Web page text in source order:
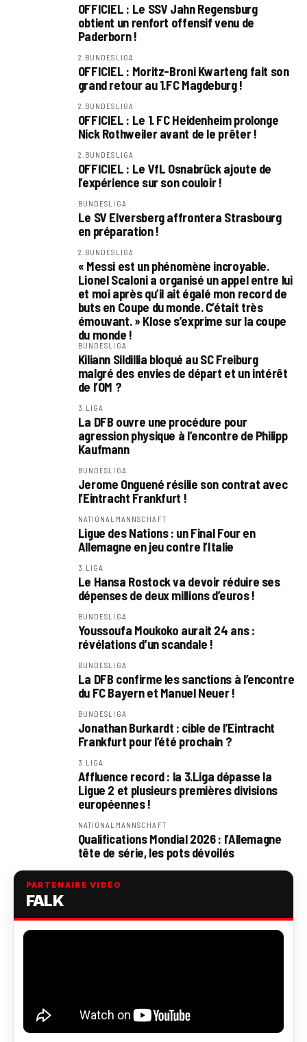
OFFICIEL : Le SSV Jahn Regensburg
obtient un renfort offensif venu de
Paderborn !
2.BUNDESLIGA
OFFICIEL : Moritz-Broni Kwarteng fait son
grand retour au 1.FC Magdeburg !
2.BUNDESLIGA
OFFICIEL : Le 1. FC Heidenheim prolonge
Nick Rothweiler avant de le prêter !
2.BUNDESLIGA
OFFICIEL : Le VfL Osnabrück ajoute de
l’expérience sur son couloir !
BUNDESLIGA
Le SV Elversberg affrontera Strasbourg
en préparation !
2.BUNDESLIGA
« Messi est un phénomène incroyable.
Lionel Scaloni a organisé un appel entre lui
et moi après qu’il ait égalé mon record de
buts en Coupe du monde. C’était très
émouvant. » Klose s’exprime sur la coupe
du monde !
BUNDESLIGA
Kiliann Sildillia bloqué au SC Freiburg
malgré des envies de départ et un intérêt
de l’OM ?
3.LIGA
La DFB ouvre une procédure pour
agression physique à l’encontre de Philipp
Kaufmann
BUNDESLIGA
Jerome Onguené résilie son contrat avec
l’Eintracht Frankfurt !
NATIONALMANNSCHAFT
Ligue des Nations : un Final Four en
Allemagne en jeu contre l’Italie
3.LIGA
Le Hansa Rostock va devoir réduire ses
dépenses de deux millions d’euros !
BUNDESLIGA
Youssoufa Moukoko aurait 24 ans :
révélations d’un scandale !
BUNDESLIGA
La DFB confirme les sanctions à l’encontre
du FC Bayern et Manuel Neuer !
BUNDESLIGA
Jonathan Burkardt : cible de l’Eintracht
Frankfurt pour l’été prochain ?
3.LIGA
Affluence record : la 3.Liga dépasse la
Ligue 2 et plusieurs premières divisions
européennes !
NATIONALMANNSCHAFT
Qualifications Mondial 2026 : l’Allemagne
tête de série, les pots dévoilés
PARTENAIRE VIDÉO
FALK